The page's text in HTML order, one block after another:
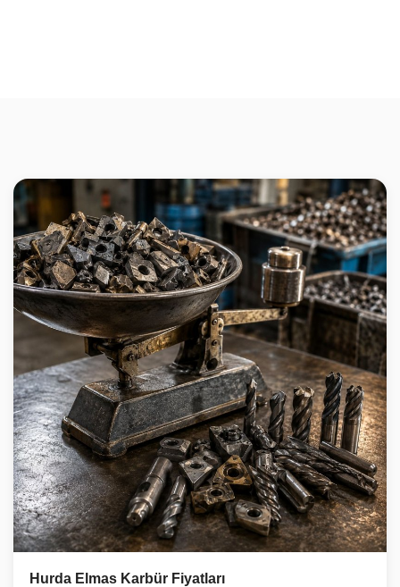
Hurda Elmas Karbür Fiyatları